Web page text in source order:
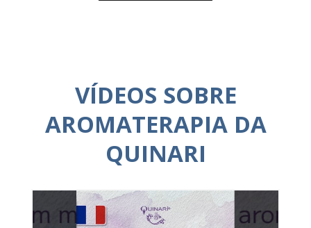
VÍDEOS SOBRE
AROMATERAPIA DA
QUINARI